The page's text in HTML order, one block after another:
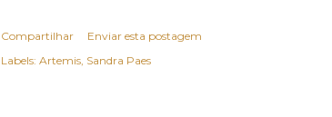
Compartilhar
Enviar esta postagem
Labels: Artemis Sandra Paes